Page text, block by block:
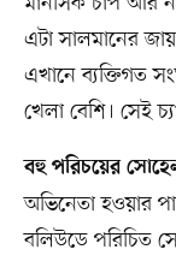
এটা সালমানের
এখানে ব্যক্তিগত
খেলা বেশি। সেই
বহু পরিচয়ের
অভিনেতা হওয়ার
বলিউডে পরিচিত